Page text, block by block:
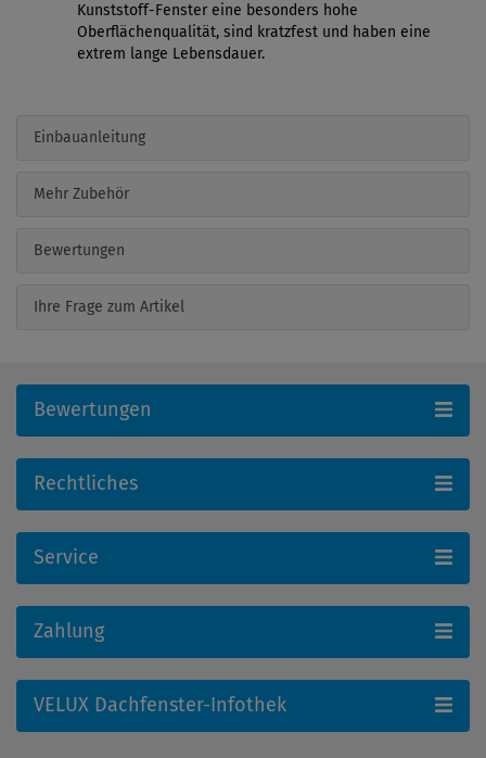
Kunststoff-Fenster eine besonders hohe
Oberflächenqualität, sind kratzfest und haben eine
extrem lange Lebensdauer.
Einbauanleitung
Mehr Zubehör
Bewertungen
Ihre Frage zum Artikel
Bewertungen
Rechtliches
Service
Zahlung
VELUX Dachfenster-Infothek